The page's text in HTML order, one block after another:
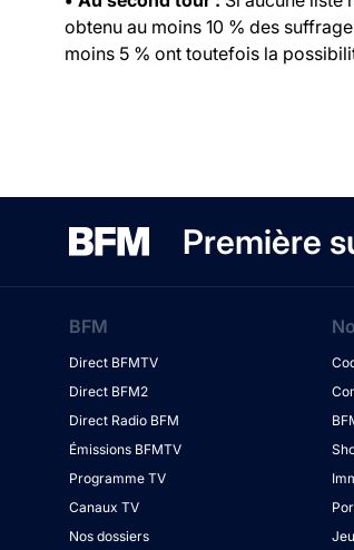
obtenu au moins 10 % des
moins 5 % ont toutefois la
Première
BFM
Direct BFMTV
Direct BFM2
Direct Radio BFM
Émissions BFMTV
Programme TV
Canaux TV
Nos dossiers